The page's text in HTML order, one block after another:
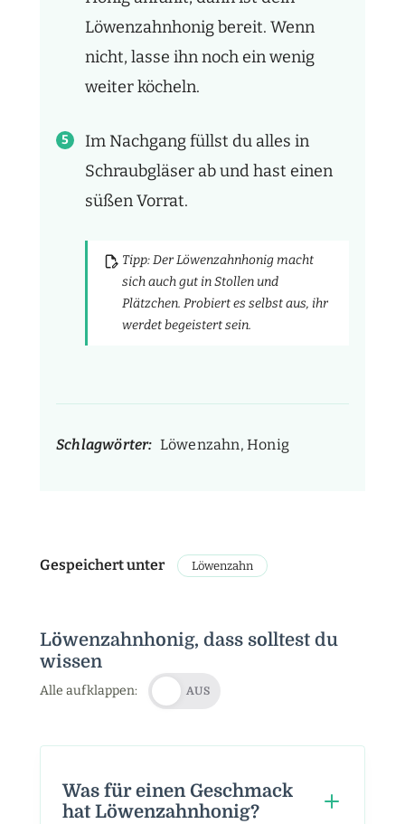
Löwenzahnhonig bereit. Wenn
nicht, lasse ihn noch ein wenig
weiter köcheln.
Im Nachgang füllst du alles in
Schraubgläser ab und hast einen
süßen Vorrat.
Tipp: Der Löwenzahnhonig macht
sich auch gut in Stollen und
Plätzchen. Probiert es selbst aus, ihr
werdet begeistert sein.
Schlagwörter: Löwenzahn, Honig
Gespeichert unter Löwenzahn
Löwenzahnhonig, dass solltest du
wissen
Alle aufklappen: AUS
Was für einen Geschmack
hat Löwenzahnhonig?